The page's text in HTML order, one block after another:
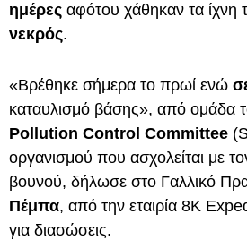
ημέρες αφότου χάθηκαν τα ίχνη
νεκρός.
«Βρέθηκε σήμερα το πρωί ενώ
καταυλισμό βάσης», από ομάδα
Pollution Control Committee
οργανισμού που ασχολείται με
βουνού, δήλωσε στο Γαλλικό
Πέμπα, από την εταιρία 8K
για διασώσεις.